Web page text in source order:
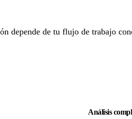
depende de tu flujo de trabajo
Análisis